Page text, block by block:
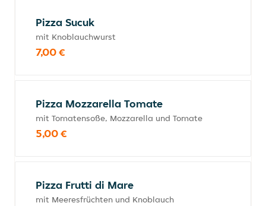
Pizza Sucuk
mit Knoblauchwurst
7,00 €
Pizza Mozzarella Tomate
mit Tomatensoße, Mozzarella und Tomate
5,00 €
Pizza Frutti di Mare
mit Meeresfrüchten und Knoblauch